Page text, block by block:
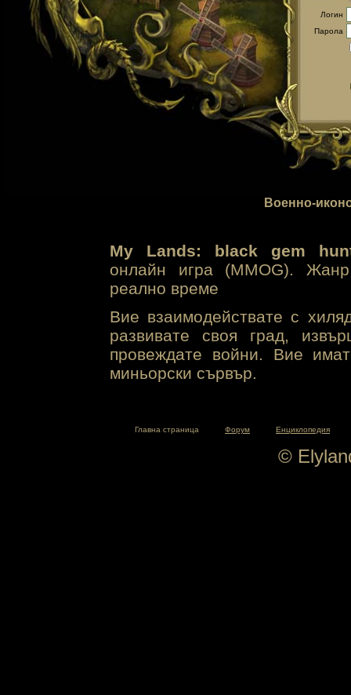
Логин
Парола
Военно-
My Lands: black gem
онлайн игра (MMOG).
реално време
Вие взаимодействате с
развивате своя град,
провеждате войни. Вие
миньорски сървър.
Главна страница Форум Енциклопедия
©